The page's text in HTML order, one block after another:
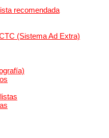
recomendada
(Sistema Ad Extra)